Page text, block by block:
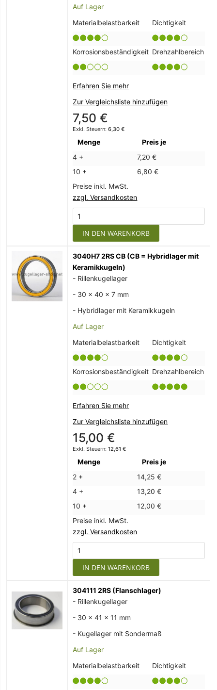
Auf Lager
Materialbelastbarkeit
Dichtigkeit
Korrosionsbeständigkeit Drehzahlbereich
Erfahren Sie mehr
Zur Vergleichsliste hinzufügen
7,50 €
6,30 €
Menge
Preis je
4 +
7,20 €
10 +
6,80 €
Preise inkl. MwSt.
zzgl. Versandkosten
IN DEN WARENKORB
3040H7 2RS CB (CB = Hybridlager mit
Keramikkugeln)
- Rillenkugellager
- 30 x 40 x 7 mm
- Hybridlager mit Keramikkugeln
Auf Lager
Materialbelastbarkeit
Dichtigkeit
Korrosionsbeständigkeit Drehzahlbereich
Erfahren Sie mehr
Zur Vergleichsliste hinzufügen
15,00 €
12,61 €
Menge
Preis je
2 +
14,25 €
4 +
13,20 €
10 +
12,00 €
Preise inkl. MwSt.
zzgl. Versandkosten
IN DEN WARENKORB
304111 2RS (Flanschlager)
- Rillenkugellager
- 30 x 41 x 11 mm
- Kugellager mit Sondermaß
Auf Lager
Materialbelastbarkeit
Dichtigkeit